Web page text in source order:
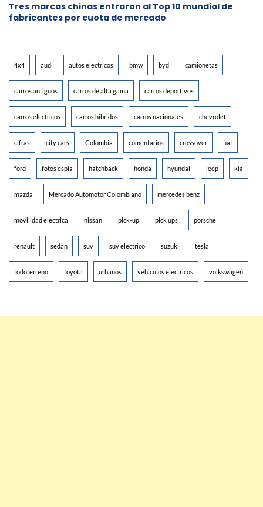
Tres marcas chinas entraron al Top 10 mundial de
fabricantes por cuota de mercado
4x4 audi autos electricos bmw byd camionetas
carros antiguos carros de alta gama carros deportivos
carros electricos carros hibridos carros nacionales chevrolet
cifras city cars Colombia comentarios crossover fiat
ford fotos espia hatchback honda hyundai jeep kia
mazda Mercado Automotor Colombiano mercedes benz
movilidad electrica nissan pick-up pick ups porsche
renault sedan suv suv electrico suzuki tesla
todoterreno toyota urbanos vehiculos electricos volkswagen